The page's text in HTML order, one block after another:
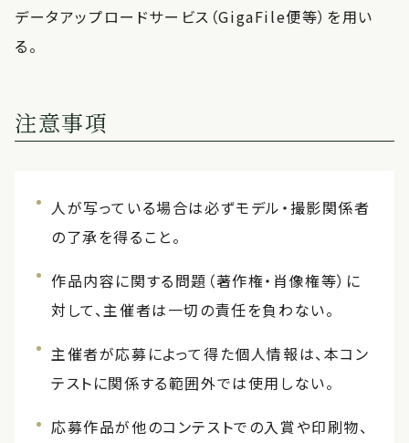
データアップロードサービス（GigaFile便等）を用い
る。
注意事項
人が写っている場合は必ずモデル・撮影関係者
の了承を得ること。
作品内容に関する問題（著作権・肖像権等）に
対して、主催者は一切の責任を負わない。
主催者が応募によって得た個人情報は、本コン
テストに関係する範囲外では使用しない。
応募作品が他のコンテストでの入賞や印刷物、